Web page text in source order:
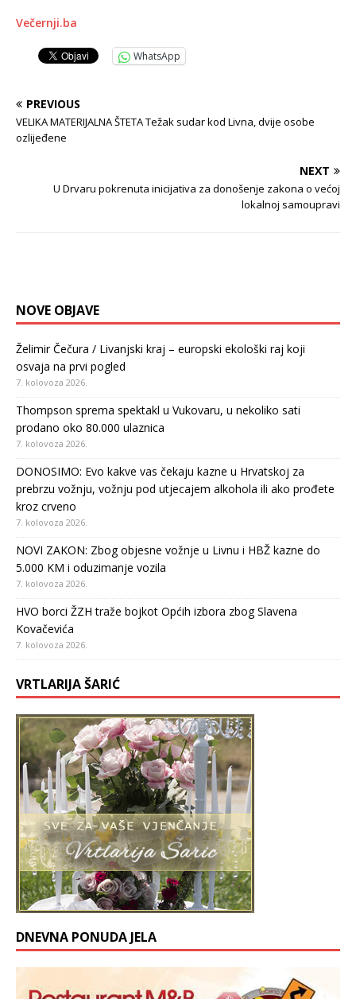
Večernji.ba
WhatsApp
PREVIOUS
VELIKA MATERIJALNA ŠTETA Težak sudar kod Livna, dvije osobe
ozlijeđene
NEXT
U Drvaru pokrenuta inicijativa za donošenje zakona o većoj
lokalnoj samoupravi
NOVE OBJAVE
Želimir Čečura / Livanjski kraj – europski ekološki raj koji
osvaja na prvi pogled
7. kolovoza 2026.
Thompson sprema spektakl u Vukovaru, u nekoliko sati
prodano oko 80.000 ulaznica
7. kolovoza 2026.
DONOSIMO: Evo kakve vas čekaju kazne u Hrvatskoj za
prebrzu vožnju, vožnju pod utjecajem alkohola ili ako prođete
kroz crveno
7. kolovoza 2026.
NOVI ZAKON: Zbog objesne vožnje u Livnu i HBŽ kazne do
5.000 KM i oduzimanje vozila
7. kolovoza 2026.
HVO borci ŽZH traže bojkot Općih izbora zbog Slavena
Kovačevića
7. kolovoza 2026.
VRTLARIJA ŠARIĆ
DNEVNA PONUDA JELA